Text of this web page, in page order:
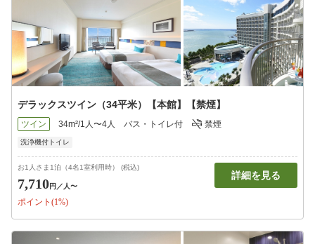
デラックスツイン（34平米）【本館】【禁煙】
ツイン 34m²/1人〜4人 バス・トイレ付 禁煙
洗浄機付トイレ
お1人さま1泊（4名1室利用時） (税込)
7,710円 ／人〜
ポイント(1%)
詳細を見る